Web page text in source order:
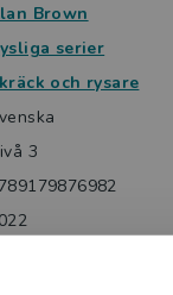
Brown
serier
och rysare
3